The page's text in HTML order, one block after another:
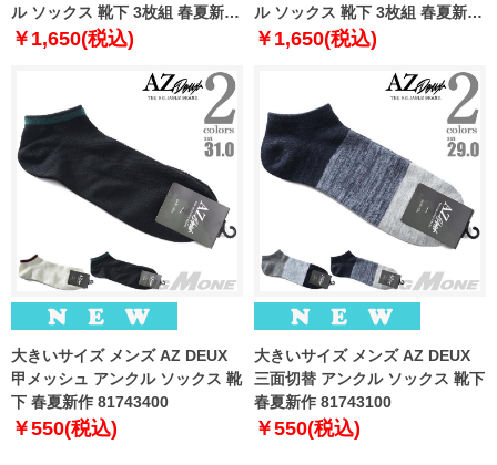
ル ソックス 靴下 3枚組 春夏新作
81713400
￥1,650(税込)
ル ソックス 靴下 3枚組 春夏新作
81713500
￥1,650(税込)
大きいサイズ メンズ AZ DEUX
甲メッシュ アンクル ソックス 靴
下 春夏新作 81743400
￥550(税込)
大きいサイズ メンズ AZ DEUX
三面切替 アンクル ソックス 靴下
春夏新作 81743100
￥550(税込)